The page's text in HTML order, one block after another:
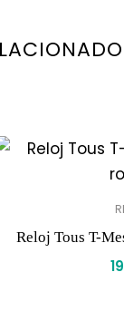
Reloj Tous T-